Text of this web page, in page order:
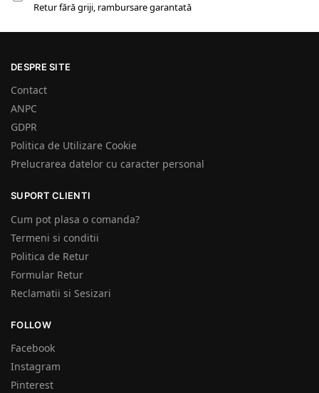
Retur fără griji, rambursare garantată
DESPRE SITE
Contact
ANPC
GDPR
Politica de Utilizare Cookie
Prelucrarea datelor cu caracter personal
SUPORT CLIENTI
Cum pot plasa o comanda?
Termeni si conditii
Politica de Retur
Formular Retur
Reclamatii si Sesizari
FOLLOW
Facebook
Instagram
Pinterest